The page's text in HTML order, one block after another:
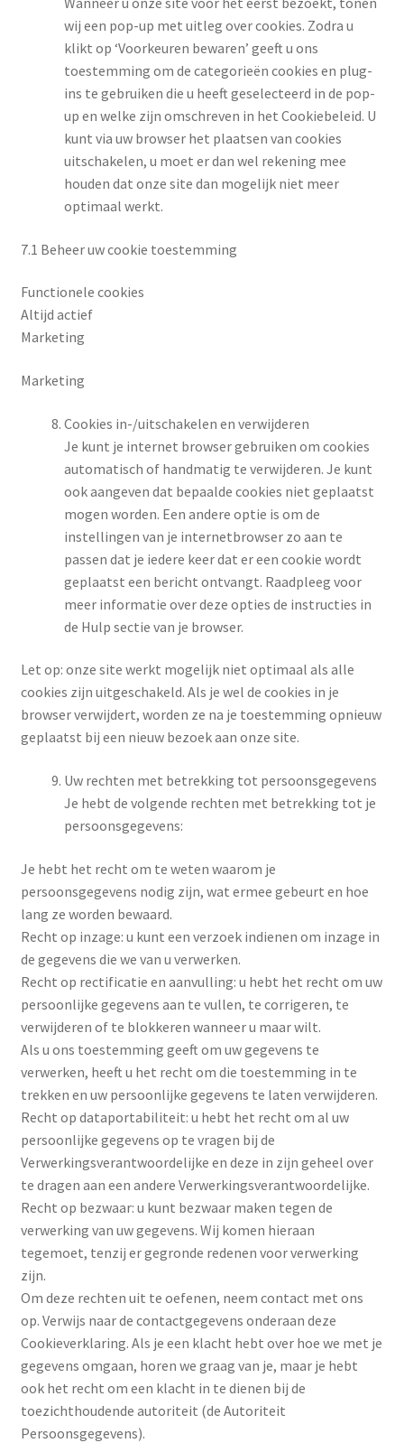
wij een pop-up met uitleg over cookies. Zodra u
klikt op ‘Voorkeuren bewaren’ geeft u ons
toestemming om de categorieën cookies en plug-
ins te gebruiken die u heeft geselecteerd in de pop-
up en welke zijn omschreven in het Cookiebeleid. U
kunt via uw browser het plaatsen van cookies
uitschakelen, u moet er dan wel rekening mee
houden dat onze site dan mogelijk niet meer
optimaal werkt.
7.1 Beheer uw cookie toestemming
Functionele cookies
Altijd actief
Marketing
Marketing
Cookies in-/uitschakelen en verwijderen
Je kunt je internet browser gebruiken om cookies
automatisch of handmatig te verwijderen. Je kunt
ook aangeven dat bepaalde cookies niet geplaatst
mogen worden. Een andere optie is om de
instellingen van je internetbrowser zo aan te
passen dat je iedere keer dat er een cookie wordt
geplaatst een bericht ontvangt. Raadpleeg voor
meer informatie over deze opties de instructies in
de Hulp sectie van je browser.
Let op: onze site werkt mogelijk niet optimaal als alle
cookies zijn uitgeschakeld. Als je wel de cookies in je
browser verwijdert, worden ze na je toestemming opnieuw
geplaatst bij een nieuw bezoek aan onze site.
Uw rechten met betrekking tot persoonsgegevens
Je hebt de volgende rechten met betrekking tot je
persoonsgegevens:
Je hebt het recht om te weten waarom je
persoonsgegevens nodig zijn, wat ermee gebeurt en hoe
lang ze worden bewaard.
Recht op inzage: u kunt een verzoek indienen om inzage in
de gegevens die we van u verwerken.
Recht op rectificatie en aanvulling: u hebt het recht om uw
persoonlijke gegevens aan te vullen, te corrigeren, te
verwijderen of te blokkeren wanneer u maar wilt.
Als u ons toestemming geeft om uw gegevens te
verwerken, heeft u het recht om die toestemming in te
trekken en uw persoonlijke gegevens te laten verwijderen.
Recht op dataportabiliteit: u hebt het recht om al uw
persoonlijke gegevens op te vragen bij de
Verwerkingsverantwoordelijke en deze in zijn geheel over
te dragen aan een andere Verwerkingsverantwoordelijke.
Recht op bezwaar: u kunt bezwaar maken tegen de
verwerking van uw gegevens. Wij komen hieraan
tegemoet, tenzij er gegronde redenen voor verwerking
zijn.
Om deze rechten uit te oefenen, neem contact met ons
op. Verwijs naar de contactgegevens onderaan deze
Cookieverklaring. Als je een klacht hebt over hoe we met je
gegevens omgaan, horen we graag van je, maar je hebt
ook het recht om een klacht in te dienen bij de
toezichthoudende autoriteit (de Autoriteit
Persoonsgegevens).